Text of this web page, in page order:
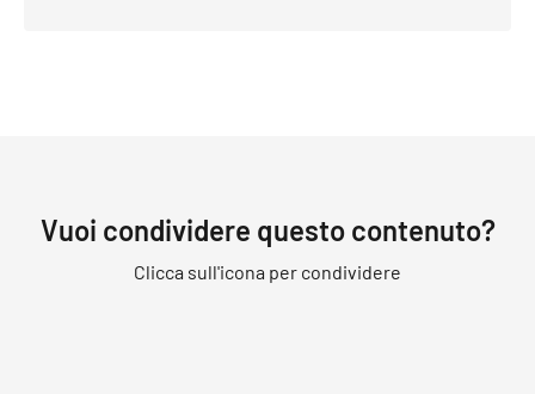
Vuoi condividere questo contenuto?
Clicca sull'icona per condividere